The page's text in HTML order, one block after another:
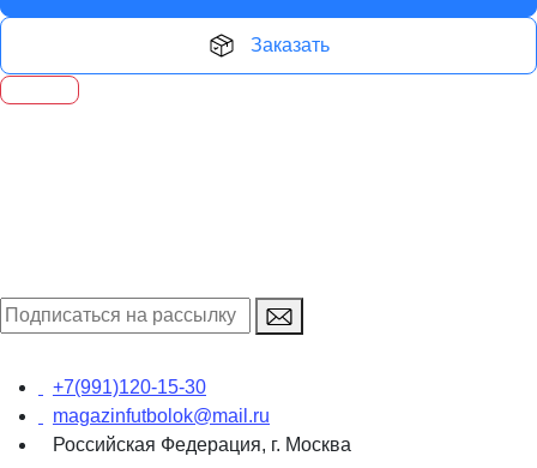
Заказать
+7(991)120-15-30
magazinfutbolok@mail.ru
Российская Федерация, г. Москва